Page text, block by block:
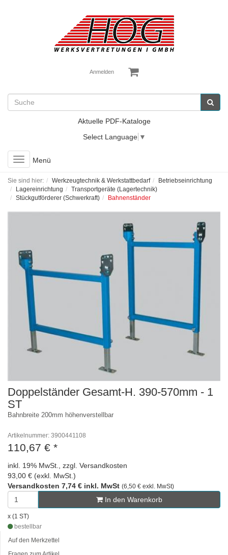
Anmelden
Aktuelle PDF-Kataloge
Select Language ▼
Toggle
navigation
Menü
Sie sind hier: Werkzeugtechnik & Werkstattbedarf
Betriebseinrichtung
Lagereinrichtung
Transportgeräte (Lagertechnik)
Stückgutförderer (Schwerkraft)
Bahnenständer
Doppelständer Gesamt-H. 390-570mm - 1
ST
Bahnbreite 200mm höhenverstellbar
Artikelnummer: 3900441108
110,67 € *
inkl. 19% MwSt., zzgl. Versandkosten
93,00 € (exkl. MwSt.)
Versandkosten 7,74 € inkl. MwSt (6,50 € exkl. MwSt)
In den Warenkorb
x (1 ST)
bestellbar
Auf den Merkzettel